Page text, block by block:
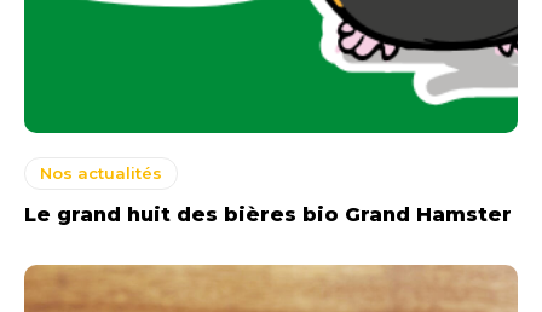
Nos actualités
Le grand huit des bières bio Grand Hamster